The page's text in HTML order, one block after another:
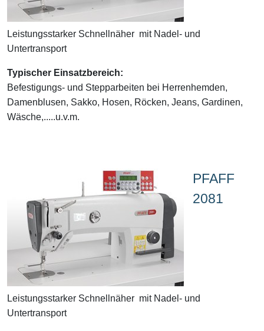
Leistungsstarker Schnellnäher mit Nadel- und
Untertransport
Typischer Einsatzbereich:
Befestigungs- und Stepparbeiten bei Herrenhemden,
Damenblusen, Sakko, Hosen, Röcken, Jeans, Gardinen,
Wäsche,.....u.v.m.
PFAFF
2081
Leistungsstarker Schnellnäher mit Nadel- und
Untertransport